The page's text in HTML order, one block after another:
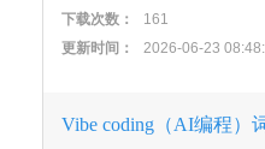
下载次数：
161
更新时间：
2026-06-23
Vibe coding（AI编程）